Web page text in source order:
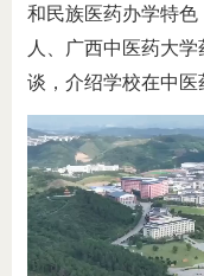
和民族医药办学特
人、广西中医药大
谈，介绍学校在中医